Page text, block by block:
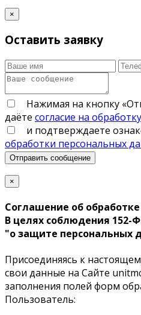
×
Оставить заявку
Нажимая на кнопку
даёте согласие на
и подтверждаете
обработки персональных
Отправить сообщение
×
Соглашение об
В целях соблюдения 152-
"о защите персональных
Присоединяясь к
свои данные на Сайте
заполнения полей форм
Пользователь: